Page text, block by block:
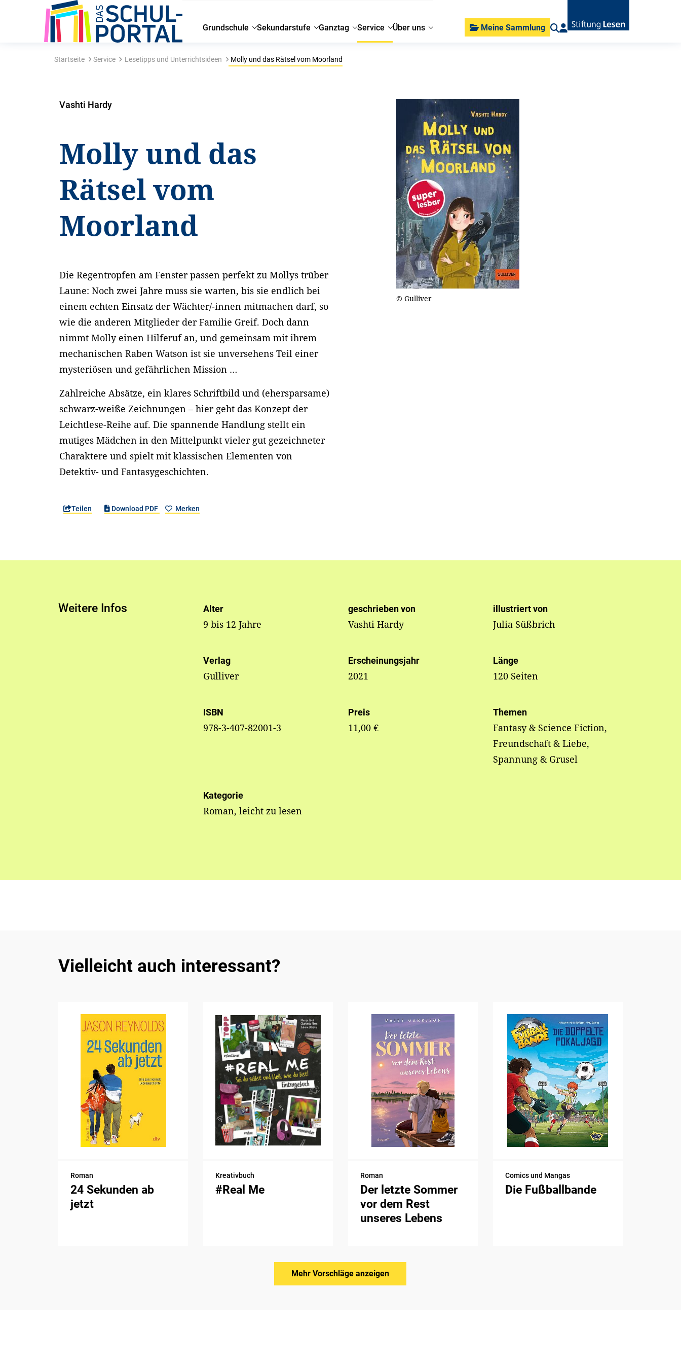
Grundschule Sekundarstufe Ganztag Service Über uns Meine Sammlung
Startseite Service Lesetipps und Unterrichtsideen Molly und das Rätsel vom Moorland
Vashti Hardy
Molly und das
Rätsel vom
Moorland
Die Regentropfen am Fenster passen perfekt zu Mollys trüber
Laune: Noch zwei Jahre muss sie warten, bis sie endlich bei
einem echten Einsatz der Wächter/-innen mitmachen darf, so
wie die anderen Mitglieder der Familie Greif. Doch dann
nimmt Molly einen Hilferuf an, und gemeinsam mit ihrem
mechanischen Raben Watson ist sie unversehens Teil einer
mysteriösen und gefährlichen Mission …
Zahlreiche Absätze, ein klares Schriftbild und (ehersparsame)
schwarz-weiße Zeichnungen – hier geht das Konzept der
Leichtlese-Reihe auf. Die spannende Handlung stellt ein
mutiges Mädchen in den Mittelpunkt vieler gut gezeichneter
Charaktere und spielt mit klassischen Elementen von
Detektiv- und Fantasygeschichten.
Teilen Download PDF Merken
© Gulliver
Weitere Infos Alter
9 bis 12 Jahre
geschrieben von
Vashti Hardy
illustriert von
Julia Süßbrich
Verlag
Gulliver
Erscheinungsjahr
2021
Länge
120 Seiten
ISBN
978-3-407-82001-3
Preis
11,00 €
Themen
Fantasy & Science Fiction,
Freundschaft & Liebe,
Spannung & Grusel
Kategorie
Roman, leicht zu lesen
Vielleicht auch interessant?
Roman
24 Sekunden ab
jetzt
Kreativbuch
#Real Me
Roman
Der letzte Sommer
vor dem Rest
unseres Lebens
Comics und Mangas
Die Fußballbande
Mehr Vorschläge anzeigen